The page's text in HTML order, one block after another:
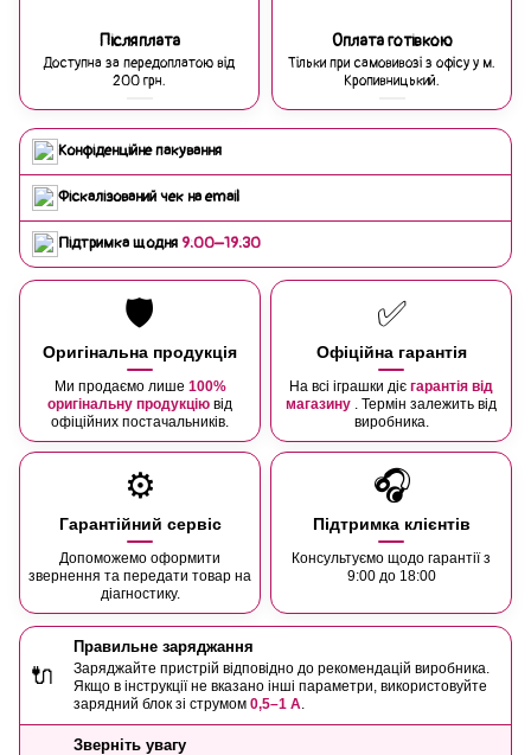
Післяплата
Доступна за передоплатою від
200 грн.
Оплата готівкою
Тільки при самовивозі з офісу у м.
Кропивницький.
Конфіденційне пакування
Фіскалізований чек на email
Підтримка щодня 9:00–19:30
🛡️
Оригінальна продукція
Ми продаємо лише 100%
оригінальну продукцію від
офіційних постачальників.
✅
Офіційна гарантія
На всі іграшки діє гарантія від
магазину . Термін залежить від
виробника.
⚙️
Гарантійний сервіс
Допоможемо оформити
звернення та передати товар на
діагностику.
🎧
Підтримка клієнтів
Консультуємо щодо гарантії з
9:00 до 18:00
🔌
Правильне заряджання
Заряджайте пристрій відповідно до рекомендацій виробника.
Якщо в інструкції не вказано інші параметри, використовуйте
зарядний блок зі струмом 0,5–1 А.
Зверніть увагу